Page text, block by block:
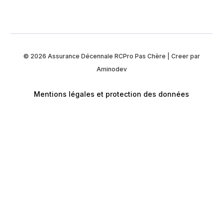
© 2026 Assurance Décennale RCPro Pas Chère | Creer par
Aminodev
Mentions légales et protection des données